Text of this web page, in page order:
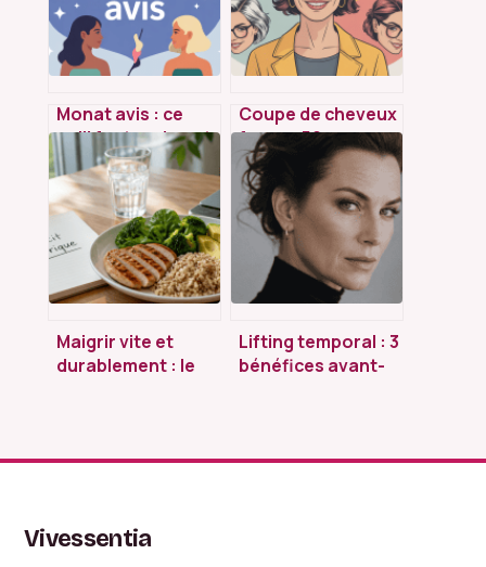
Monat avis : ce
qu’il faut vraiment
savoir avant de
vous lancer
Coupe de cheveux
femme 50 ans avec
lunettes : les looks
qui rajeunissent
vraiment
Maigrir vite et
durablement : le
stabiliser son
Lifting temporal : 3
bénéfices avant-
Vivessentia